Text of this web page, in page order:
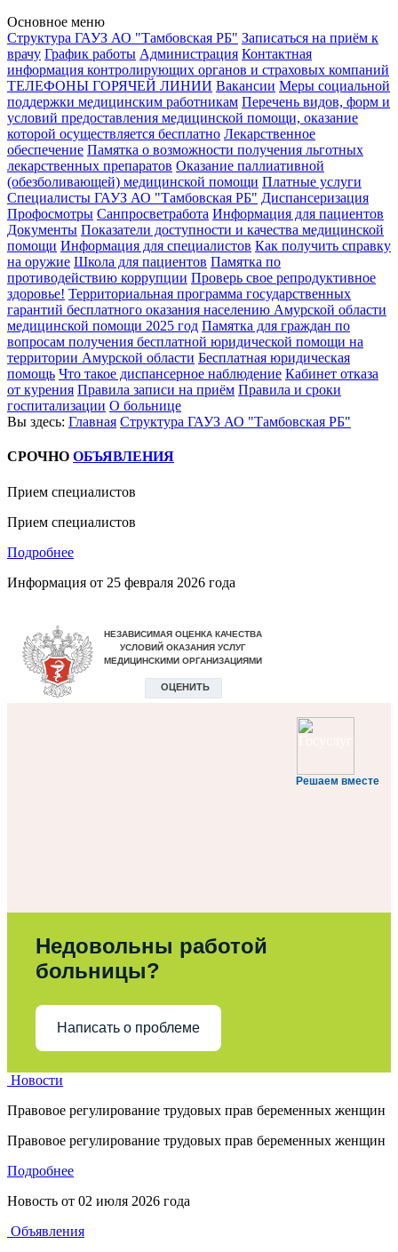
Основное меню
Структура ГАУЗ АО "Тамбовская РБ" Записаться на приём к
врачу График работы Администрация Контактная
информация контролирующих органов и страховых компаний
ТЕЛЕФОНЫ ГОРЯЧЕЙ ЛИНИИ Вакансии Меры социальной
поддержки медицинским работникам Перечень видов, форм и
условий предоставления медицинской помощи, оказание
которой осуществляется бесплатно Лекарственное
обеспечение Памятка о возможности получения льготных
лекарственных препаратов Оказание паллиативной
(обезболивающей) медицинской помощи Платные услуги
Специалисты ГАУЗ АО "Тамбовская РБ" Диспансеризация
Профосмотры Санпросветработа Информация для пациентов
Документы Показатели доступности и качества медицинской
помощи Информация для специалистов Как получить справку
на оружие Школа для пациентов Памятка по
противодействию коррупции Проверь свое репродуктивное
здоровье! Территориальная программа государственных
гарантий бесплатного оказания населению Амурской области
медицинской помощи 2025 год Памятка для граждан по
вопросам получения бесплатной юридической помощи на
территории Амурской области Бесплатная юридическая
помощь Что такое диспансерное наблюдение Кабинет отказа
от курения Правила записи на приём Правила и сроки
госпитализации О больнице
Вы здесь: Главная Структура ГАУЗ АО "Тамбовская РБ"
СРОЧНО ОБЪЯВЛЕНИЯ
Прием специалистов
Прием специалистов
Подробнее
Информация от 25 февраля 2026 года
Решаем вместе
Недовольны работой
больницы?
Написать о проблеме
Новости
Правовое регулирование трудовых прав беременных женщин
Правовое регулирование трудовых прав беременных женщин
Подробнее
Новость от 02 июля 2026 года
Объявления